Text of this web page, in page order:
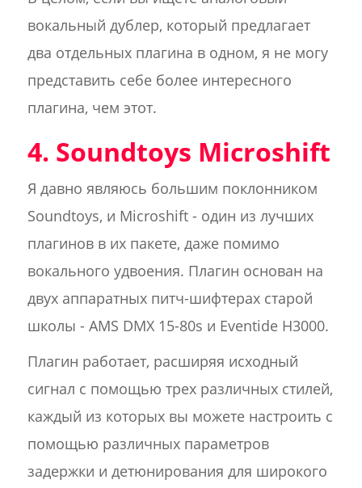
вокальный дублер, который предлагает
два отдельных плагина в одном, я не могу
представить себе более интересного
плагина, чем этот.
4. Soundtoys Microshift
Я давно являюсь большим поклонником
Soundtoys, и Microshift - один из лучших
плагинов в их пакете, даже помимо
вокального удвоения. Плагин основан на
двух аппаратных питч-шифтерах старой
школы - AMS DMX 15-80s и Eventide H3000.
Плагин работает, расширяя исходный
сигнал с помощью трех различных стилей,
каждый из которых вы можете настроить с
помощью различных параметров
задержки и детюнирования для широкого